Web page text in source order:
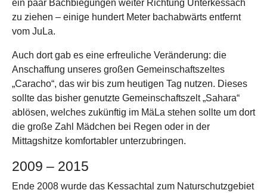
ein paar Bachbiegungen weiter Richtung Unterkessach
zu ziehen – einige hundert Meter bachabwärts entfernt
vom JuLa.
Auch dort gab es eine erfreuliche Veränderung: die
Anschaffung unseres großen Gemeinschaftszeltes
„Caracho“, das wir bis zum heutigen Tag nutzen. Dieses
sollte das bisher genutzte Gemeinschaftszelt „Sahara“
ablösen, welches zukünftig im MäLa stehen sollte um dort
die große Zahl Mädchen bei Regen oder in der
Mittagshitze komfortabler unterzubringen.
2009 – 2015
Ende 2008 wurde das Kessachtal zum Naturschutzgebiet